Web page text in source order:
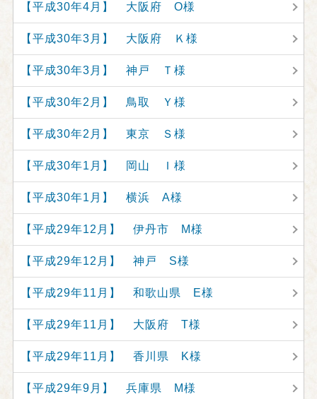
【平成30年4月】 大阪府 O様
【平成30年3月】 大阪府 Ｋ様
【平成30年3月】 神戸 Ｔ様
【平成30年2月】 鳥取 Ｙ様
【平成30年2月】 東京 Ｓ様
【平成30年1月】 岡山 Ｉ様
【平成30年1月】 横浜 A様
【平成29年12月】 伊丹市 M様
【平成29年12月】 神戸 S様
【平成29年11月】 和歌山県 E様
【平成29年11月】 大阪府 T様
【平成29年11月】 香川県 K様
【平成29年9月】 兵庫県 M様